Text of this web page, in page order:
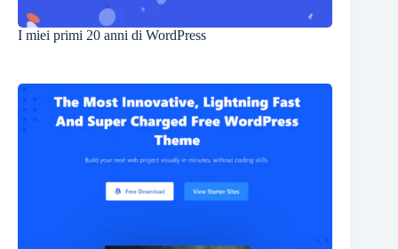
I miei primi 20 anni di WordPress